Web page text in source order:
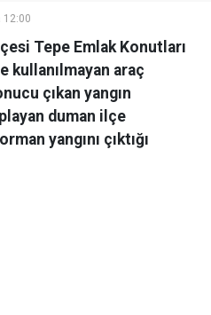
12:00
Tepe Emlak Konutları
kullanılmayan araç
çıkan yangın
duman ilçe
yangını çıktığı